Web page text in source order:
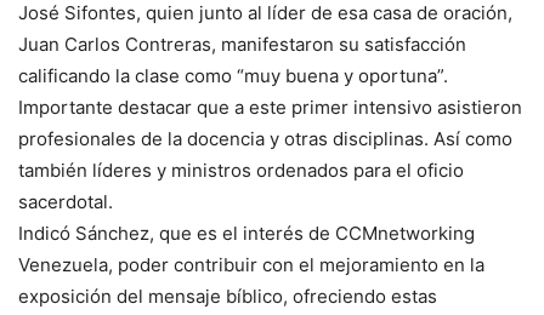
José Sifontes, quien junto al líder de esa casa de oración,
Juan Carlos Contreras, manifestaron su satisfacción
calificando la clase como “muy buena y oportuna”.
Importante destacar que a este primer intensivo asistieron
profesionales de la docencia y otras disciplinas. Así como
también líderes y ministros ordenados para el oficio
sacerdotal.
Indicó Sánchez, que es el interés de CCMnetworking
Venezuela, poder contribuir con el mejoramiento en la
exposición del mensaje bíblico, ofreciendo estas